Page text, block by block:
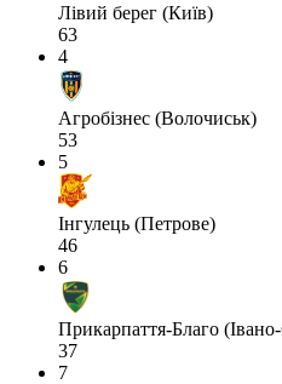
Лівий берег (Київ)
63
4
Агробізнес (Волочиськ)
53
5
Інгулець (Петрове)
46
6
Прикарпаття-Благо
37
7